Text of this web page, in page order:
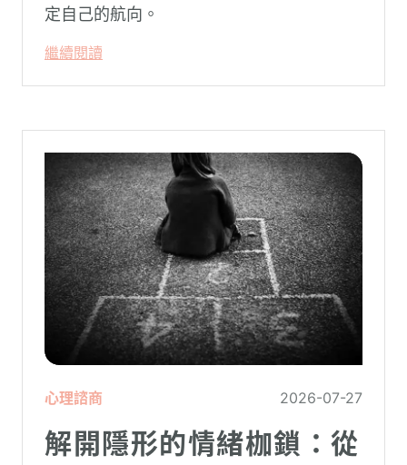
定自己的航向。
繼續閱讀
心理諮商 2026-07-27
解開隱形的情緒枷鎖：從